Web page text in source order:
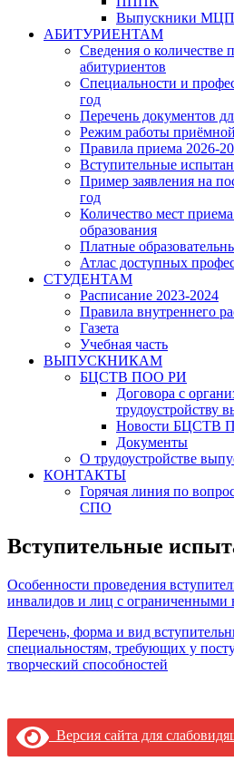
Выпускники
АБИТУРИЕНТАМ
Сведения о количестве
абитуриентов
Специальности и
год
Перечень документов
Режим работы
Правила приема 2026-
Вступительные
Пример заявления на
год
Количество мест
образования
Платные
Атлас доступных
СТУДЕНТАМ
Расписание 2023-2024
Правила внутреннего
Газета
Учебная часть
ВЫПУСКНИКАМ
БЦСТВ ПОО РИ
Договора с
трудоустройству
Новости БЦСТВ
Документы
О трудоустройстве
КОНТАКТЫ
Горячая линия по
СПО
Вступительные
Особенности проведения
инвалидов и лиц с ограниченными
Перечень, форма и вид
специальностям, требующих у
творческий способностей
Версия сайта для